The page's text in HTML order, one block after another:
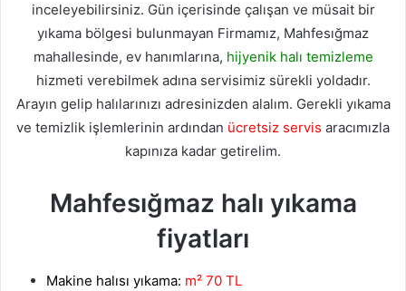
inceleyebilirsiniz. Gün içerisinde çalışan ve müsait bir
yıkama bölgesi bulunmayan Firmamız, Mahfesığmaz
mahallesinde, ev hanımlarına, hijyenik halı temizleme
hizmeti verebilmek adına servisimiz sürekli yoldadır.
Arayın gelip halılarınızı adresinizden alalım. Gerekli yıkama
ve temizlik işlemlerinin ardından ücretsiz servis aracımızla
kapınıza kadar getirelim.
Mahfesığmaz halı yıkama
fiyatları
Makine halısı yıkama: m² 70 TL